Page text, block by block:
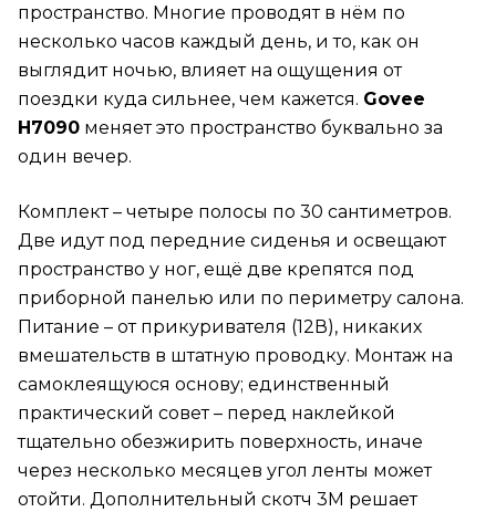
пространство. Многие проводят в нём по
несколько часов каждый день, и то, как он
выглядит ночью, влияет на ощущения от
поездки куда сильнее, чем кажется. Govee
H7090 меняет это пространство буквально за
один вечер.
Комплект – четыре полосы по 30 сантиметров.
Две идут под передние сиденья и освещают
пространство у ног, ещё две крепятся под
приборной панелью или по периметру салона.
Питание – от прикуривателя (12В), никаких
вмешательств в штатную проводку. Монтаж на
самоклеящуюся основу; единственный
практический совет – перед наклейкой
тщательно обезжирить поверхность, иначе
через несколько месяцев угол ленты может
отойти. Дополнительный скотч 3M решает